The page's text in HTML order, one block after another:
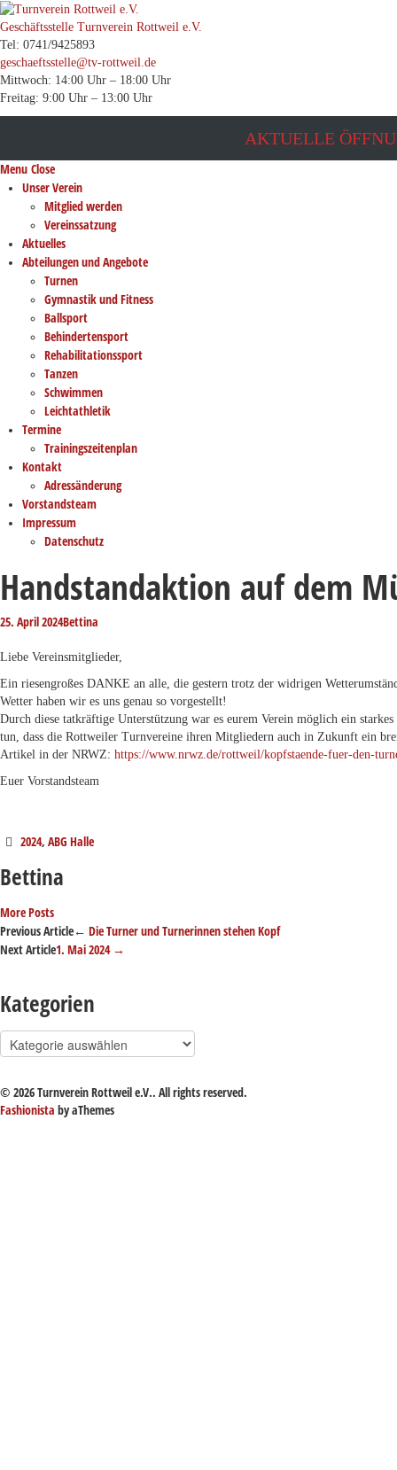
Geschäftsstelle Turnverein Rottweil e.V.
Tel: 0741/9425893
geschaeftsstelle@tv-rottweil.de
Mittwoch: 14:00 Uhr – 18:00 Uhr
Freitag: 9:00 Uhr – 13:00 Uhr
AKTUELLE
Menu Close
Unser Verein
Mitglied werden
Vereinssatzung
Aktuelles
Abteilungen und Angebote
Turnen
Gymnastik und Fitness
Ballsport
Behindertensport
Rehabilitationssport
Tanzen
Schwimmen
Leichtathletik
Termine
Trainingszeitenplan
Kontakt
Adressänderung
Vorstandsteam
Impressum
Datenschutz
Handstandaktion auf dem
25. April 2024Bettina
Liebe Vereinsmitglieder,
Ein riesengroßes DANKE an alle, die gestern trotz der widrigen
Wetter haben wir es uns genau so vorgestellt!
Durch diese tatkräftige Unterstützung war es eurem Verein möglich ein
tun, dass die Rottweiler Turnvereine ihren Mitgliedern auch in Zukunft ein
Artikel in der NRWZ: https://www.nrwz.de/rottweil/kopfstaende-fuer-den-
Euer Vorstandsteam
2024, ABG Halle
Bettina
More Posts
Post
Previous Article← Die Turner und Turnerinnen stehen Kopf
Next Article1. Mai 2024 →
Kategorien
Kategorien
© 2026 Turnverein Rottweil e.V.. All rights reserved.
Fashionista by aThemes